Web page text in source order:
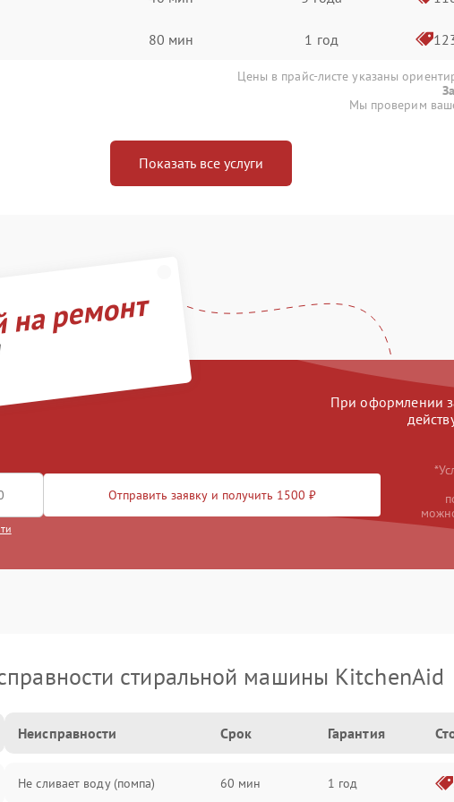
80 мин 1 год
Цены в прайс-листе указаны
Мы проверим
Показать все услуги
ремонт
При оформлении
Отправить заявку и получить 1500 ₽
стиральной машины KitchenAid
Неисправности Срок Гарантия
Не сливает воду (помпа) 60 мин 1 год